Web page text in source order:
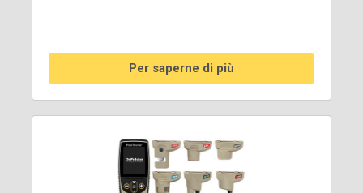
Per saperne di più